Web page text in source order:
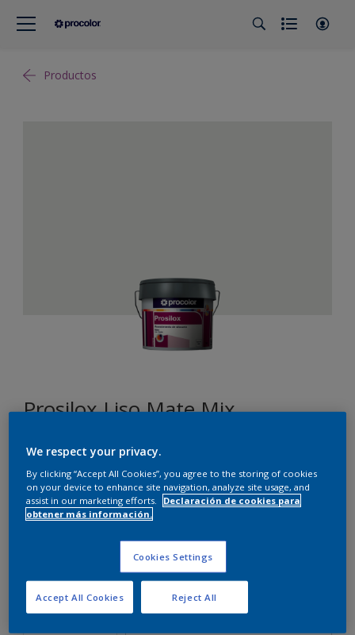
Productos
Prosilox Liso Mate Mix
LN.00.86
Cambiar de color
Tamaño
Cantidad Calculadora de pintura
We respect your privacy.
By clicking “Accept All Cookies”, you agree to the storing of cookies
on your device to enhance site navigation, analyze site usage, and
assist in our marketing efforts.
Declaración de cookies para
obtener más información.
Cookies Settings
Reject All
Accept All Cookies